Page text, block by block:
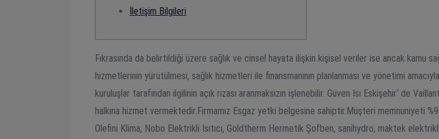
İletişim Bilgileri
Fıkrasında da belirtildiği üzere sağlık ve cinsel hayata ilişkin kişisel veriler ise ancak kamu
hizmetlerinin yürütülmesi, sağlık hizmetleri ile finansmanının planlanması ve yönetimi
kuruluşlar tarafından ilgilinin açık rızası aranmaksızın işlenebilir. Güven Isı Eskişehir‘ de
halkına hizmet vermektedir.Firmamız Esgaz yetki belgesine sahiptir.Müşteri memnuniyeti
Olefini Klima, Nobo Elektrikli Isıtıcı, Goldtherm Hermetik Şofben, sanihydro, maktek